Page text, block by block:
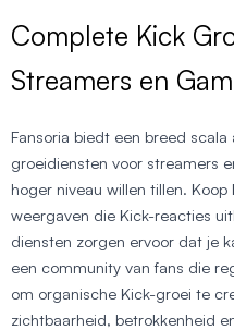
Complete Kick
Streamers en
Fansoria biedt een breed
groeidiensten voor streamers
hoger niveau willen tillen.
weergaven die Kick-reacties
diensten zorgen ervoor dat je
een community van fans die
om organische Kick-groei te
zichtbaarheid, betrokkenheid